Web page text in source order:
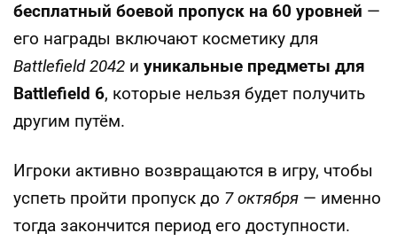
бесплатный боевой пропуск на 60 уровней —
его награды включают косметику для
Battlefield 2042 и уникальные предметы для
Battlefield 6, которые нельзя будет получить
другим путём.
Игроки активно возвращаются в игру, чтобы
успеть пройти пропуск до 7 октября — именно
тогда закончится период его доступности.